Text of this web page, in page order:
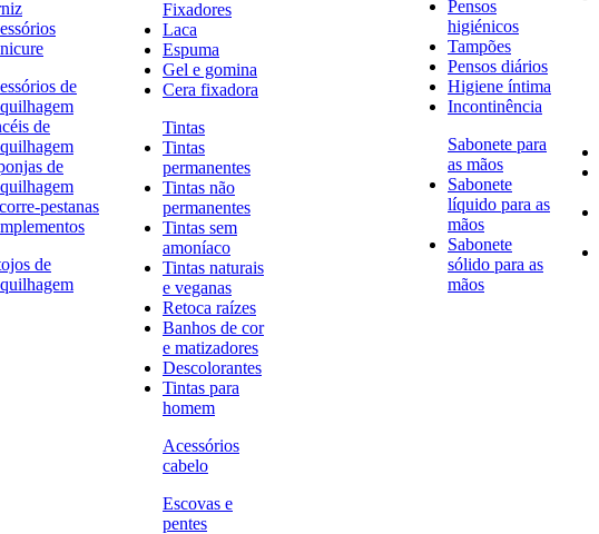
de
de
de
pestanas
de
Fixadores
Laca
Espuma
Gel e gomina
Cera fixadora
Tintas
Tintas
permanentes
Tintas não
permanentes
Tintas sem
amoníaco
Tintas naturais
e veganas
Retoca raízes
Banhos de cor
e matizadores
Descolorantes
Tintas para
homem
Acessórios
cabelo
Escovas e
pentes
Pensos
higiénicos
Tampões
Pensos diários
Higiene íntima
Incontinência
Sabonete para
as mãos
Sabonete
líquido para as
mãos
Sabonete
sólido para as
mãos